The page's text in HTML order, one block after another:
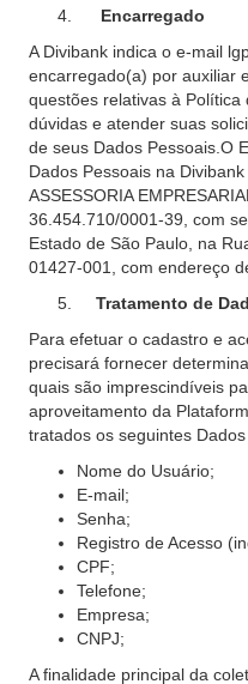
Encarregado
A Divibank indica o e-mail
encarregado(a) por auxiliar
questões relativas à
dúvidas e atender suas
de seus Dados Pessoais.O
Dados Pessoais na
ASSESSORIA
36.454.710/0001-39, com
Estado de São Paulo, na
01427-001, com endereço
Tratamento de
Para efetuar o cadastro e
precisará fornecer
quais são imprescindíveis
aproveitamento da
tratados os seguintes
Nome do Usuário;
E-mail;
Senha;
Registro de Acesso
CPF;
Telefone;
Empresa;
CNPJ;
A finalidade principal da